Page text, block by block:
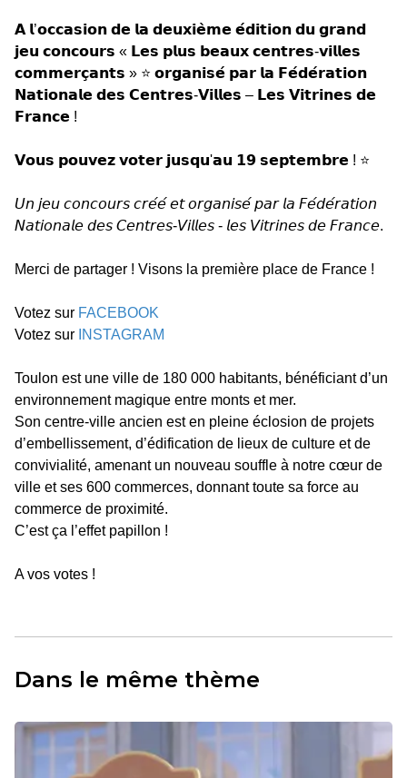
𝗔 𝗹’𝗼𝗰𝗰𝗮𝘀𝗶𝗼𝗻 𝗱𝗲 𝗹𝗮 𝗱𝗲𝘂𝘅𝗶𝗲̀𝗺𝗲 𝗲́𝗱𝗶𝘁𝗶𝗼𝗻 𝗱𝘂 𝗴𝗿𝗮𝗻𝗱
𝗷𝗲𝘂 𝗰𝗼𝗻𝗰𝗼𝘂𝗿𝘀 « 𝗟𝗲𝘀 𝗽𝗹𝘂𝘀 𝗯𝗲𝗮𝘂𝘅 𝗰𝗲𝗻𝘁𝗿𝗲𝘀-𝘃𝗶𝗹𝗹𝗲𝘀
𝗰𝗼𝗺𝗺𝗲𝗿𝗰̧𝗮𝗻𝘁𝘀 » ⭐ 𝗼𝗿𝗴𝗮𝗻𝗶𝘀𝗲́ 𝗽𝗮𝗿 𝗹𝗮 𝗙𝗲́𝗱𝗲́𝗿𝗮𝘁𝗶𝗼𝗻
𝗡𝗮𝘁𝗶𝗼𝗻𝗮𝗹𝗲 𝗱𝗲𝘀 𝗖𝗲𝗻𝘁𝗿𝗲𝘀-𝗩𝗶𝗹𝗹𝗲𝘀 – 𝗟𝗲𝘀 𝗩𝗶𝘁𝗿𝗶𝗻𝗲𝘀 𝗱𝗲
𝗙𝗿𝗮𝗻𝗰𝗲 !
𝗩𝗼𝘂𝘀 𝗽𝗼𝘂𝘃𝗲𝘇 𝘃𝗼𝘁𝗲𝗿 𝗷𝘂𝘀𝗾𝘂'𝗮𝘂 𝟭𝟵 𝘀𝗲𝗽𝘁𝗲𝗺𝗯𝗿𝗲 ! ⭐
𝘜𝘯 𝘫𝘦𝘶 𝘤𝘰𝘯𝘤𝘰𝘶𝘳𝘴 𝘤𝘳𝘦́𝘦́ 𝘦𝘵 𝘰𝘳𝘨𝘢𝘯𝘪𝘴𝘦́ 𝘱𝘢𝘳 𝘭𝘢 𝘍𝘦́𝘥𝘦́𝘳𝘢𝘵𝘪𝘰𝘯
𝘕𝘢𝘵𝘪𝘰𝘯𝘢𝘭𝘦 𝘥𝘦𝘴 𝘊𝘦𝘯𝘵𝘳𝘦𝘴-𝘝𝘪𝘭𝘭𝘦𝘴 - 𝘭𝘦𝘴 𝘝𝘪𝘵𝘳𝘪𝘯𝘦𝘴 𝘥𝘦 𝘍𝘳𝘢𝘯𝘤𝘦.
Merci de partager ! Visons la première place de France !
Votez sur FACEBOOK
Votez sur INSTAGRAM
Toulon est une ville de 180 000 habitants, bénéficiant d’un
environnement magique entre monts et mer.
Son centre-ville ancien est en pleine éclosion de projets
d’embellissement, d’édification de lieux de culture et de
convivialité, amenant un nouveau souffle à notre cœur de
ville et ses 600 commerces, donnant toute sa force au
commerce de proximité.
C’est ça l’effet papillon !
A vos votes !
Dans le même thème